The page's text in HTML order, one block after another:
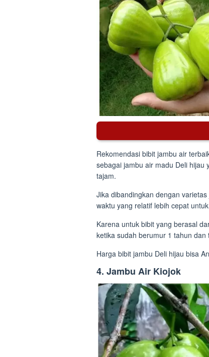
Rekomendasi bibit jambu air
sebagai jambu air madu Deli hijau
tajam.
Jika dibandingkan dengan
waktu yang relatif lebih cepat
Karena untuk bibit yang berasal
ketika sudah berumur 1 tahun
Harga bibit jambu Deli hijau bisa
4. Jambu Air Kiojok